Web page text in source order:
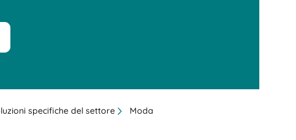
specifiche del settore Moda